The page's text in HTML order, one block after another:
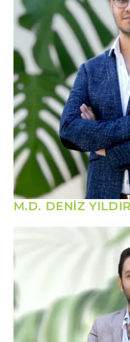
M.D. DENİZ